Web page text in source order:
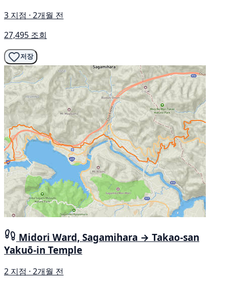
3 지점 · 2개월 전
27,495 조회
저장
Midori Ward, Sagamihara → Takao-san
Yakuō-in Temple
2 지점 · 2개월 전